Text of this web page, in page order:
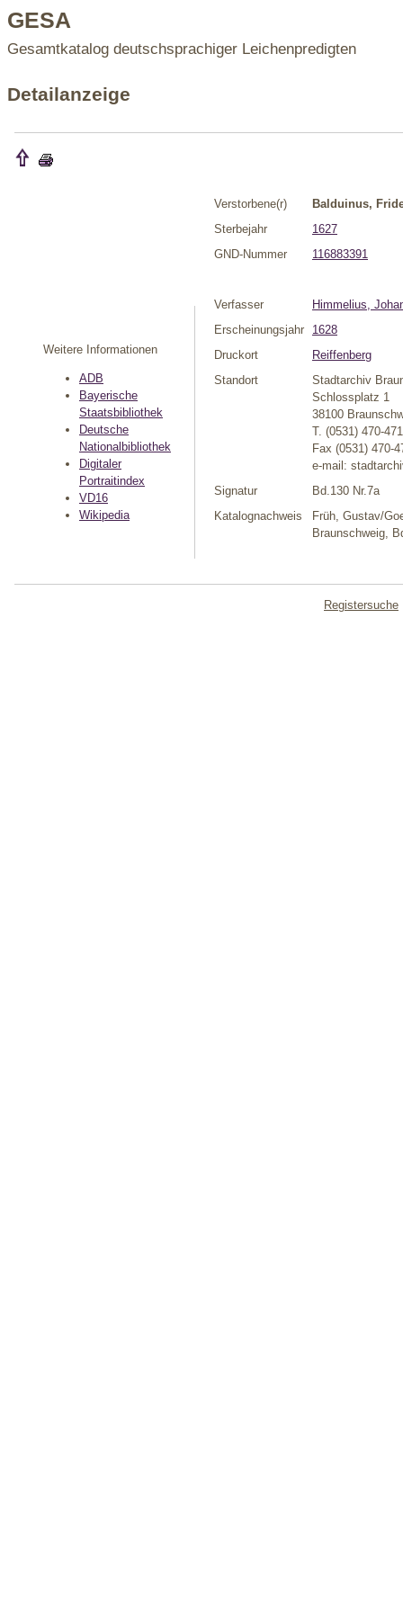
GESA
Gesamtkatalog deutschsprachiger Leichenpredigten
Detailanzeige
Weitere Informationen
ADB
Bayerische
Staatsbibliothek
Deutsche
Nationalbibliothek
Digitaler
Portraitindex
VD16
Wikipedia
Verstorbene(r)
Balduinus,
Sterbejahr
1627
GND-Nummer
116883391
Verfasser
Himmelius,
Erscheinungsjahr
1628
Druckort
Reiffenberg
Standort
Stadtarchiv
Schlossplatz 1
38100
T. (0531) 470-
Fax (0531) 470-
e-mail:
Signatur
Bd.130 Nr.7a
Katalognachweis
Früh, Gustav/
Braunschweig,
Registersuche